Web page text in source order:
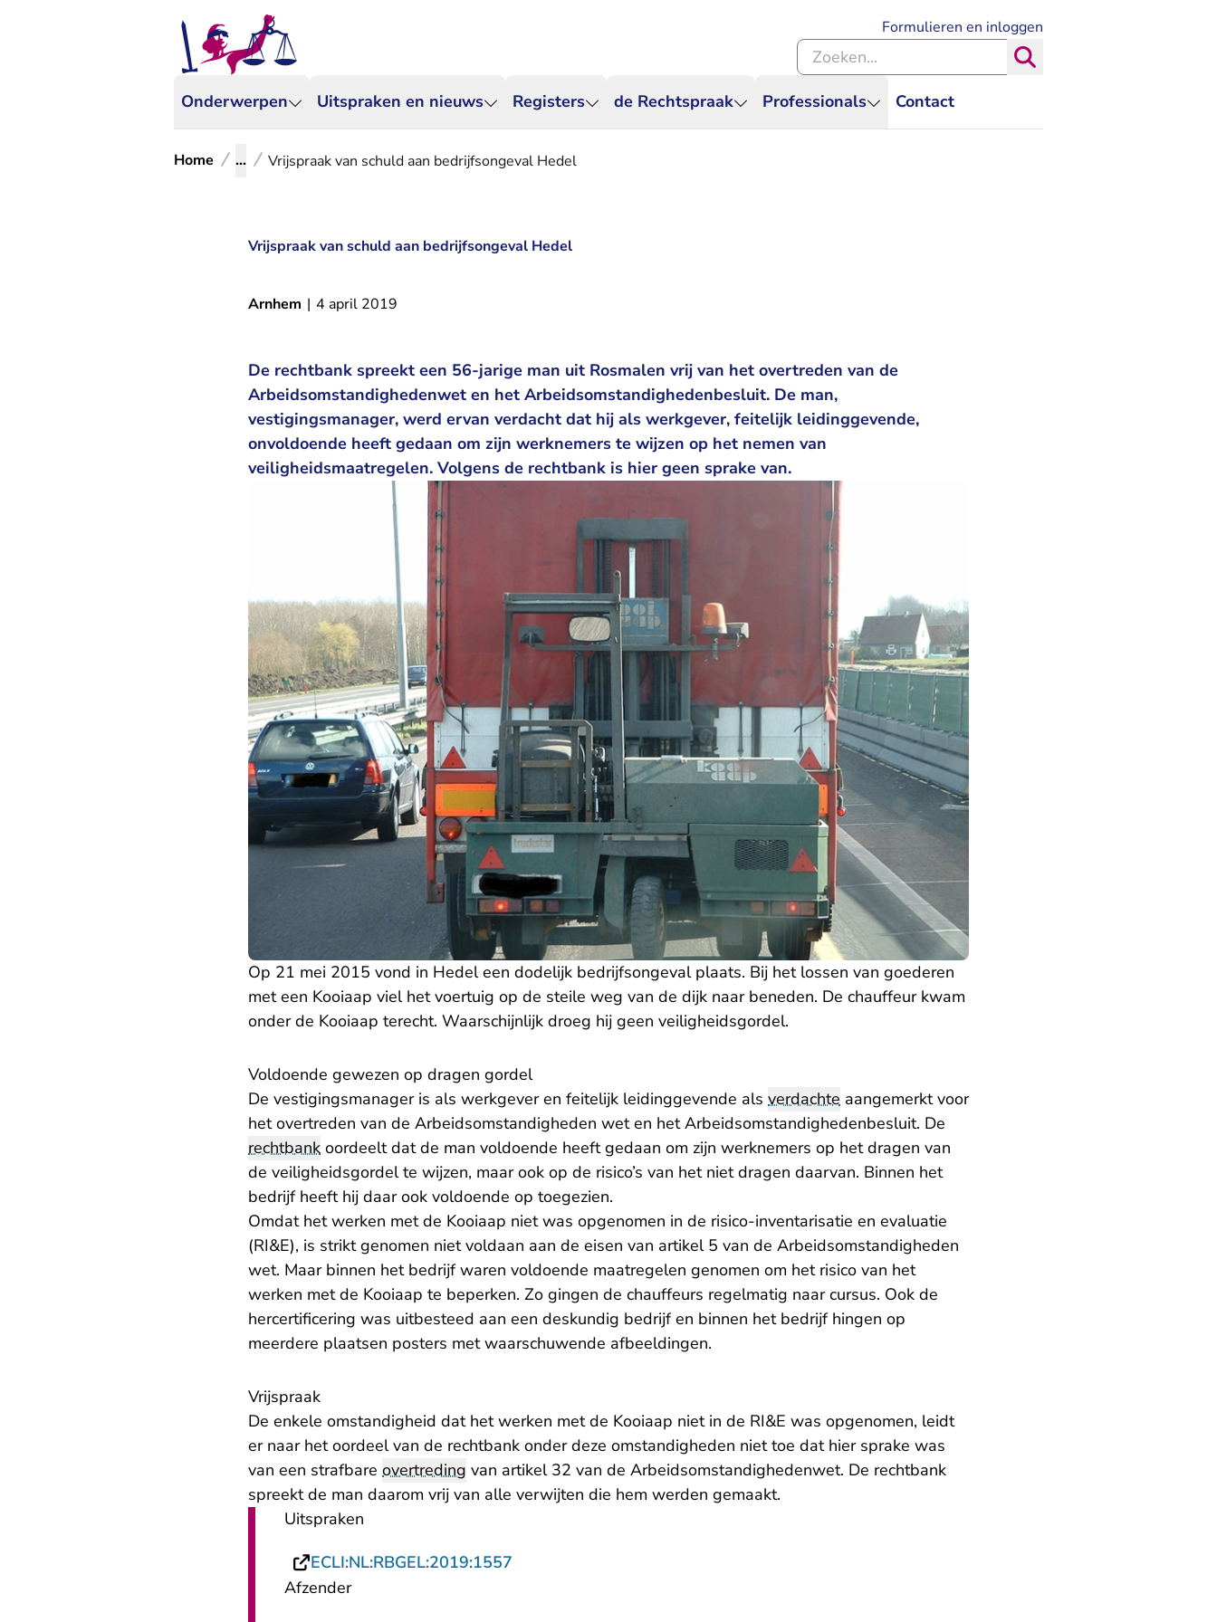
Onderwerpen Uitspraken en nieuws Registers de Rechtspraak Professionals Contact
Formulieren en inloggen
Zoeken binnen de Rechtspraak
Home ... Vrijspraak van schuld aan bedrijfsongeval Hedel
Vrijspraak van schuld aan bedrijfsongeval Hedel
Arnhem | 4 april 2019
De rechtbank spreekt een 56-jarige man uit Rosmalen vrij van het overtreden van de
Arbeidsomstandighedenwet en het Arbeidsomstandighedenbesluit. De man,
vestigingsmanager, werd ervan verdacht dat hij als werkgever, feitelijk leidinggevende,
onvoldoende heeft gedaan om zijn werknemers te wijzen op het nemen van
veiligheidsmaatregelen. Volgens de rechtbank is hier geen sprake van.
Op 21 mei 2015 vond in Hedel een dodelijk bedrijfsongeval plaats. Bij het lossen van goederen
met een Kooiaap viel het voertuig op de steile weg van de dijk naar beneden. De chauffeur kwam
onder de Kooiaap terecht. Waarschijnlijk droeg hij geen veiligheidsgordel.
Voldoende gewezen op dragen gordel
De vestigingsmanager is als werkgever en feitelijk leidinggevende als verdachte aangemerkt voor
het overtreden van de Arbeidsomstandigheden wet en het Arbeidsomstandighedenbesluit. De
rechtbank oordeelt dat de man voldoende heeft gedaan om zijn werknemers op het dragen van
de veiligheidsgordel te wijzen, maar ook op de risico’s van het niet dragen daarvan. Binnen het
bedrijf heeft hij daar ook voldoende op toegezien.
Omdat het werken met de Kooiaap niet was opgenomen in de risico-inventarisatie en evaluatie
(RI&E), is strikt genomen niet voldaan aan de eisen van artikel 5 van de Arbeidsomstandigheden
wet. Maar binnen het bedrijf waren voldoende maatregelen genomen om het risico van het
werken met de Kooiaap te beperken. Zo gingen de chauffeurs regelmatig naar cursus. Ook de
hercertificering was uitbesteed aan een deskundig bedrijf en binnen het bedrijf hingen op
meerdere plaatsen posters met waarschuwende afbeeldingen.
Vrijspraak
De enkele omstandigheid dat het werken met de Kooiaap niet in de RI&E was opgenomen, leidt
er naar het oordeel van de rechtbank onder deze omstandigheden niet toe dat hier sprake was
van een strafbare overtreding van artikel 32 van de Arbeidsomstandighedenwet. De rechtbank
spreekt de man daarom vrij van alle verwijten die hem werden gemaakt.
Uitspraken
ECLI:NL:RBGEL:2019:1557
Afzender